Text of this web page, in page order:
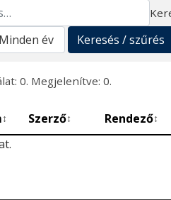
Keresés / szűrés
0. Megjelenítve: 0.
↕ Szerző↕ Rendező↕